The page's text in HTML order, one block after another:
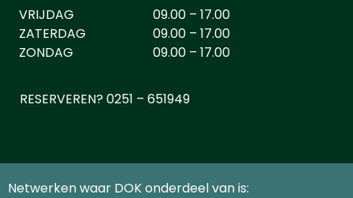
VRIJDAG
ZATERDAG
ZONDAG
09.00 – 17.00
09.00 – 17.00
09.00 – 17.00
RESERVEREN? 0251 – 651949
Netwerken waar DOK onderdeel van is: